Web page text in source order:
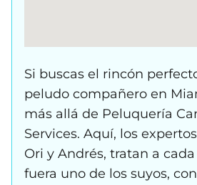
Si buscas el rincón
peludo compañero en
más allá de Peluquería
Services. Aquí, los
Ori y Andrés, tratan a
fuera uno de los suyos,